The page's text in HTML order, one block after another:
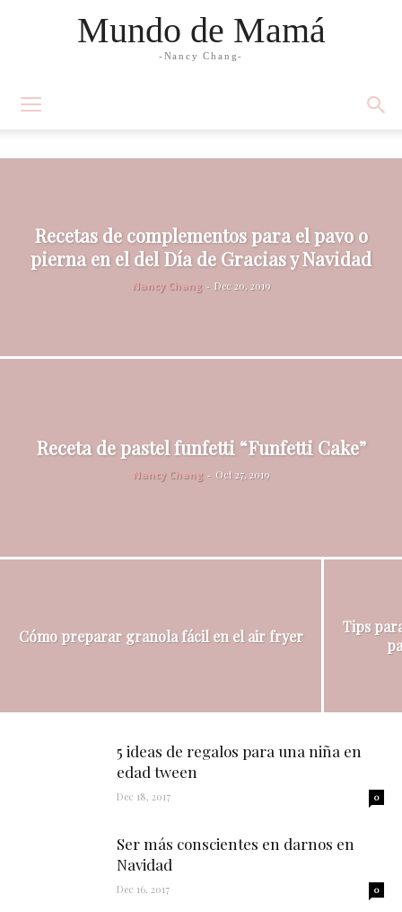
Mundo de Mamá
-Nancy Chang-
Recetas de complementos para el pavo o
pierna en el del Día de Gracias y Navidad
Nancy Chang - Dec 20, 2019
Receta de pastel funfetti “Funfetti Cake”
Nancy Chang - Oct 27, 2019
Cómo preparar granola fácil en el air fryer
Tips
5 ideas de regalos para una niña en
edad tween
Dec 18, 2017 0
Ser más conscientes en darnos en
Navidad
Dec 16, 2017 0